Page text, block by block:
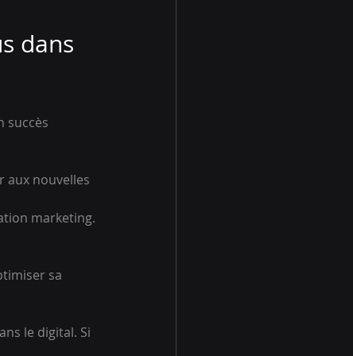
dans
succès
aux nouvelles
marketing.
sa
le digital. Si